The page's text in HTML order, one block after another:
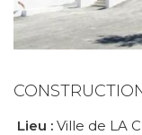
Lieu : Ville de LA